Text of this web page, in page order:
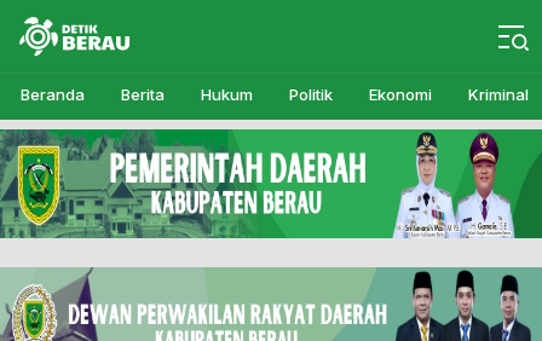
Detikberau.com
Media Diskusi Rakyat
Beranda Berita Hukum Politik Ekonomi Kriminal